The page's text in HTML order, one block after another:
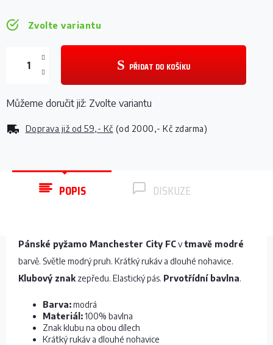
Zvolte variantu
Doprava již od 59,- Kč (od 2000,- Kč zdarma)
PŘIDAT DO KOŠÍKU
Můžeme doručit již: Zvolte variantu
POPIS DISKUZE
Pánské pyžamo Manchester City FCvtmavě modré
barvě. Světle modrý pruh. Krátký rukáv a dlouhé nohavice.
Klubový znak zepředu. Elastický pás. Prvotřídní bavlna.
Barva:modrá
Materiál:100% bavlna
Znak klubu na obou dílech
Krátký rukáv a dlouhé nohavice